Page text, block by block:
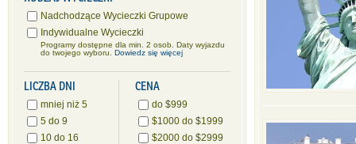
Nadchodzące Wycieczki Grupowe
Indywidualne Wycieczki
Programy dostępne dla min. 2 osob. Daty wyjazdu
do twojego wyboru. Dowiedz się więcej
LICZBA DNI
mniej niż 5
5 do 9
10 do 16
CENA
do $999
$1000 do $1999
$2000 do $2999